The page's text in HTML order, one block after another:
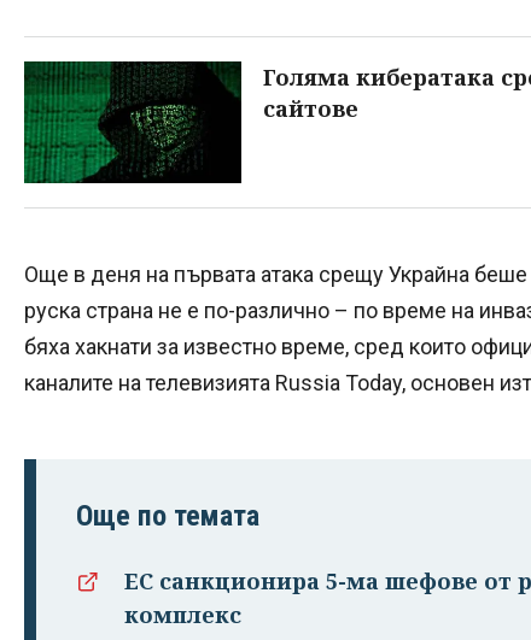
Голяма кибератака
сайтове
Още в деня на първата атака срещу Украйна
руска страна не е по-различно – по време на
бяха хакнати за известно време, сред които
каналите на телевизията Russia Today, основен
Още по темата
ЕС санкционира 5-ма шефове от
комплекс